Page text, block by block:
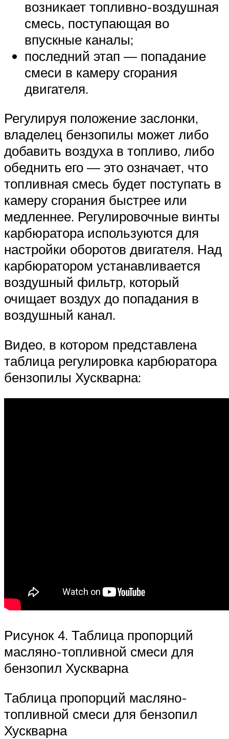
возникает топливно-воздушная
смесь, поступающая во
впускные каналы;
последний этап — попадание
смеси в камеру сгорания
двигателя.
Регулируя положение заслонки,
владелец бензопилы может либо
добавить воздуха в топливо, либо
обеднить его — это означает, что
топливная смесь будет поступать в
камеру сгорания быстрее или
медленнее. Регулировочные винты
карбюратора используются для
настройки оборотов двигателя. Над
карбюратором устанавливается
воздушный фильтр, который
очищает воздух до попадания в
воздушный канал.
Видео, в котором представлена
таблица регулировка карбюратора
бензопилы Хускварна:
Рисунок 4. Таблица пропорций
масляно-топливной смеси для
бензопил Хускварна
Таблица пропорций масляно-
топливной смеси для бензопил
Хускварна